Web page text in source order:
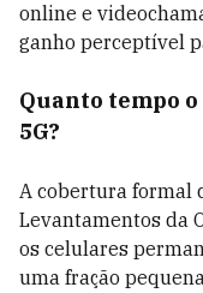
online e
ganho perceptível
Quanto tempo
5G?
A cobertura formal
Levantamentos da
os celulares
uma fração